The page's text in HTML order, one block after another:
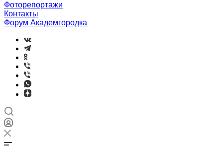
Фоторепортажи
Контакты
Форум Академгородка